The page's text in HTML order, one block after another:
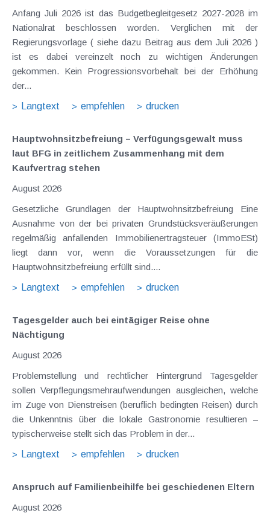
Anfang Juli 2026 ist das Budgetbegleitgesetz 2027-2028 im
Nationalrat beschlossen worden. Verglichen mit der
Regierungsvorlage ( siehe dazu Beitrag aus dem Juli 2026 )
ist es dabei vereinzelt noch zu wichtigen Änderungen
gekommen. Kein Progressionsvorbehalt bei der Erhöhung
der...
Langtext
empfehlen drucken
Hauptwohnsitz​­befreiung – Verfügungsgewalt muss
laut BFG in zeitlichem Zusammenhang mit dem
Kaufvertrag stehen
August 2026
Gesetzliche Grundlagen der Hauptwohnsitzbefreiung Eine
Ausnahme von der bei privaten Grundstücksveräußerungen
regelmäßig anfallenden Immobilienertragsteuer (ImmoESt)
liegt dann vor, wenn die Voraussetzungen für die
Hauptwohnsitzbefreiung erfüllt sind....
Langtext
empfehlen drucken
Tagesgelder auch bei eintägiger Reise ohne
Nächtigung
August 2026
Problemstellung und rechtlicher Hintergrund Tagesgelder
sollen Verpflegungsmehraufwendungen ausgleichen, welche
im Zuge von Dienstreisen (beruflich bedingten Reisen) durch
die Unkenntnis über die lokale Gastronomie resultieren –
typischerweise stellt sich das Problem in der...
Langtext
empfehlen drucken
Anspruch auf Familienbeihilfe bei geschiedenen Eltern
August 2026